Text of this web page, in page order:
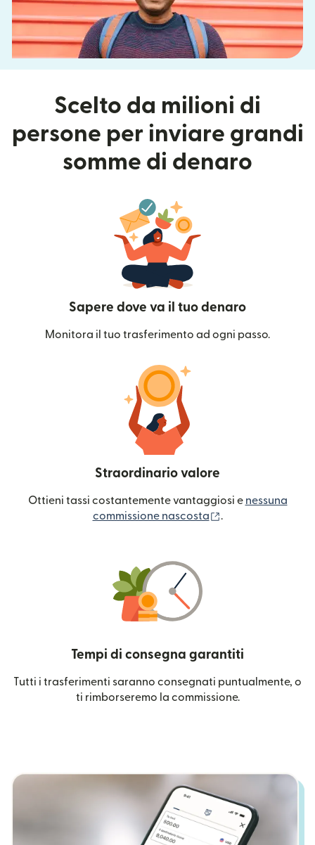
Scelto da milioni di
persone per inviare grandi
somme di denaro
Sapere dove va il tuo denaro
Monitora il tuo trasferimento ad ogni passo.
Straordinario valore
Ottieni tassi costantemente vantaggiosi e nessuna
commissione nascosta
.
Tempi di consegna garantiti
Tutti i trasferimenti saranno consegnati puntualmente, o
ti rimborseremo la commissione.